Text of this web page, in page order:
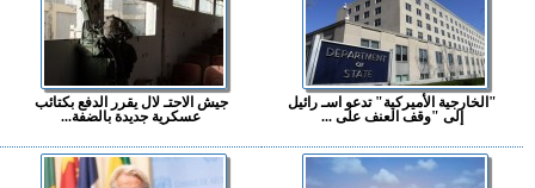
"الخارجية الأميركية" تدعو اسـ رائيل
إلى "وقف العنف على ...
جيش الاحتـ لال يقرر الدفع بكتائب
عسكرية جديدة بالضفة...